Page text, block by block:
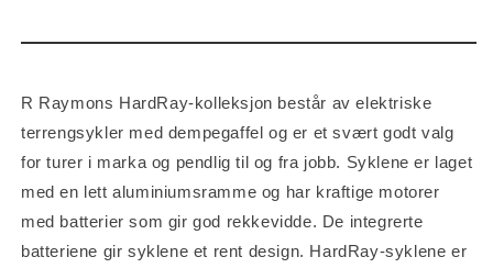
R Raymons HardRay-kolleksjon består av elektriske
terrengsykler med dempegaffel og er et svært godt valg
for turer i marka og pendlig til og fra jobb. Syklene er laget
med en lett aluminiumsramme og har kraftige motorer
med batterier som gir god rekkevidde. De integrerte
batteriene gir syklene et rent design. HardRay-syklene er